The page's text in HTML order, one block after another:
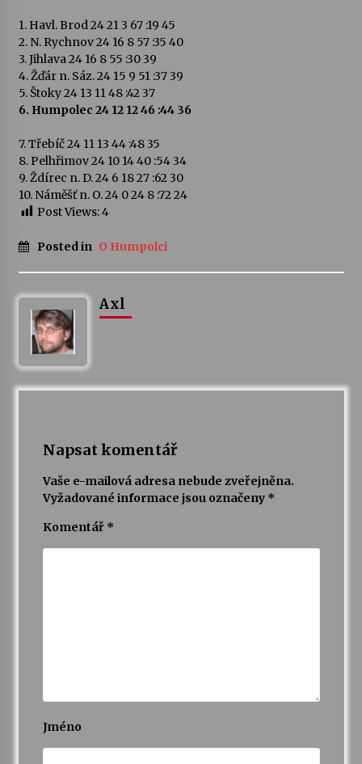
šedesátka: 28. 7.–1. 8. 2026
28. 7. 2026
Letní koncerty ve Stromovce: Kolchoz a
Jenakaši
28. 7. 2026
Votavžatský ploty
23. 7. 2026
22. 7. 2026
Vysočinka
17. 7. 2026
Za kulturou kousek za Humpolec. V Želivě ožije
13. 7. 2026
Varhanní recitál Michala Novenka v Klášteře
1. Havl. Brod 24 21 3 67 :19 45
2. N. Rychnov 24 16 8 57 :35 40
3. Jihlava 24 16 8 55 :30 39
4. Žďár n. Sáz. 24 15 9 51 :37 39
5. Štoky 24 13 11 48 :42 37
6. Humpolec 24 12 12 46 :44 36
7. Třebíč 24 11 13 44 :48 35
8. Pelhřimov 24 10 14 40 :54 34
9. Ždírec n. D. 24 6 18 27 :62 30
10. Náměšť n. O. 24 0 24 8 :72 24
Post Views:4
Posted in O Humpolci
Axl
Napsat komentář
Vaše e-mailová adresa nebude zveřejněna.
Vyžadované informace jsou označeny *
Komentář *
Jméno